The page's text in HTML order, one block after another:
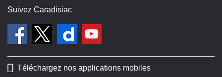
Suivez Caradisiac
Téléchargez nos applications mobiles